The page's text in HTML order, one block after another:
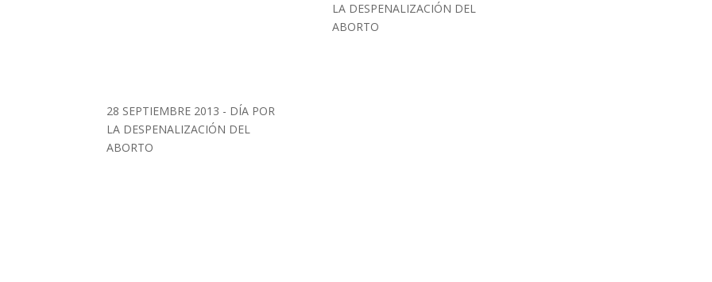
LA DESPENALIZACIÓN DEL
ABORTO
28 SEPTIEMBRE 2013 - DÍA POR
LA DESPENALIZACIÓN DEL
ABORTO